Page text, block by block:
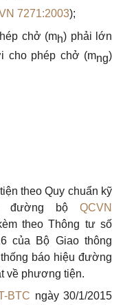
7271:2003);
chở (mh) phải lớn
cho phép chở (mng)
theo Quy chuẩn kỹ
đường bộ QCVN
theo Thông tư số
của Bộ Giao thông
báo hiệu đường
về phương tiện.
BTC ngày 30/1/2015